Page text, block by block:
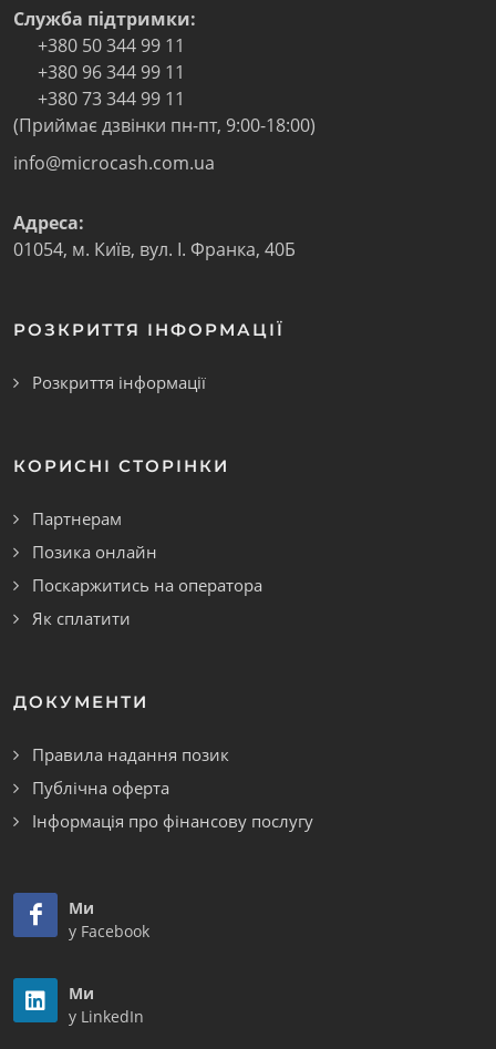
Служба підтримки:
+380 50 344 99 11
+380 96 344 99 11
+380 73 344 99 11
(Приймає дзвінки пн-пт, 9:00-18:00)
info@microcash.com.ua
Адреса:
01054, м. Київ, вул. І. Франка, 40Б
РОЗКРИТТЯ ІНФОРМАЦІЇ
Розкриття інформації
КОРИСНІ СТОРІНКИ
Партнерам
Позика онлайн
Поскаржитись на оператора
Як сплатити
ДОКУМЕНТИ
Правила надання позик
Публічна оферта
Інформація про фінансову послугу
Ми
у Facebook
Ми
у LinkedIn